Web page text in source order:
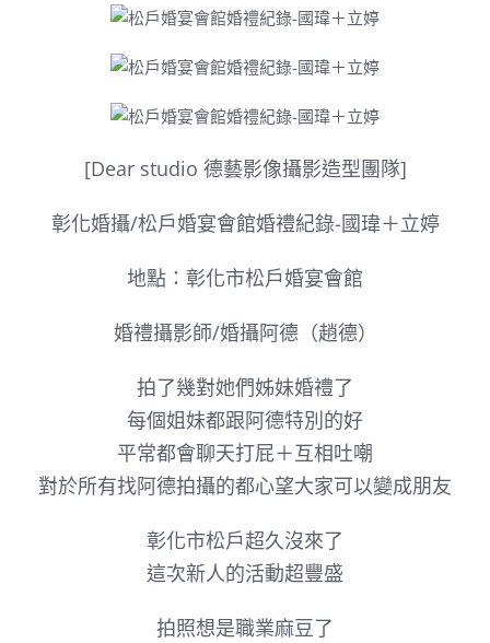
[Dear studio 德藝影像攝影造型團隊]
彰化婚攝/松戶婚宴會館婚禮紀錄-國瑋＋立婷
地點：彰化市松戶婚宴會館
婚禮攝影師/婚攝阿德（趙德）
拍了幾對她們姊妹婚禮了
每個姐妹都跟阿德特別的好
平常都會聊天打屁＋互相吐嘲
對於所有找阿德拍攝的都心望大家可以變成朋友
彰化市松戶超久沒來了
這次新人的活動超豐盛
拍照想是職業麻豆了